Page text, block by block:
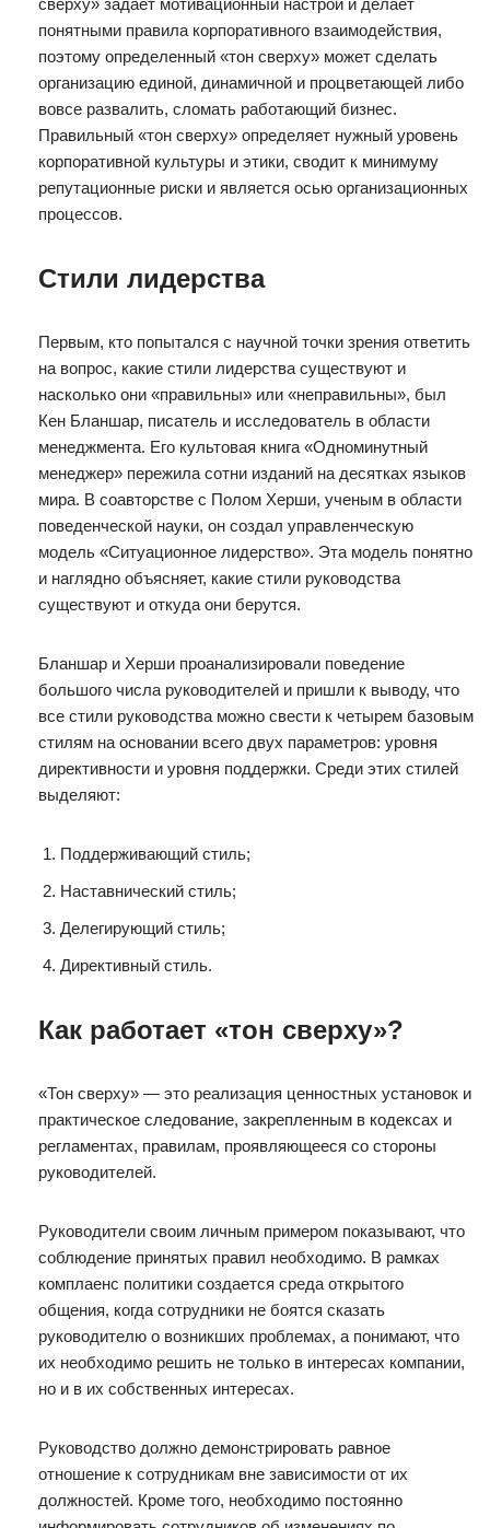
сверху» задает мотивационный настрой и делает
понятными правила корпоративного взаимодействия,
поэтому определенный «тон сверху» может сделать
организацию единой, динамичной и процветающей либо
вовсе развалить, сломать работающий бизнес.
Правильный «тон сверху» определяет нужный уровень
корпоративной культуры и этики, сводит к минимуму
репутационные риски и является осью организационных
процессов.
Стили лидерства
Первым, кто попытался с научной точки зрения ответить
на вопрос, какие стили лидерства существуют и
насколько они «правильны» или «неправильны», был
Кен Бланшар, писатель и исследователь в области
менеджмента. Его культовая книга «Одноминутный
менеджер» пережила сотни изданий на десятках языков
мира. В соавторстве с Полом Херши, ученым в области
поведенческой науки, он создал управленческую
модель «Ситуационное лидерство». Эта модель понятно
и наглядно объясняет, какие стили руководства
существуют и откуда они берутся.
Бланшар и Херши проанализировали поведение
большого числа руководителей и пришли к выводу, что
все стили руководства можно свести к четырем базовым
стилям на основании всего двух параметров: уровня
директивности и уровня поддержки. Среди этих стилей
выделяют:
Поддерживающий стиль;
Наставнический стиль;
Делегирующий стиль;
Директивный стиль.
Как работает «тон сверху»?
«Тон сверху» — это реализация ценностных установок и
практическое следование, закрепленным в кодексах и
регламентах, правилам, проявляющееся со стороны
руководителей.
Руководители своим личным примером показывают, что
соблюдение принятых правил необходимо. В рамках
комплаенс политики создается среда открытого
общения, когда сотрудники не боятся сказать
руководителю о возникших проблемах, а понимают, что
их необходимо решить не только в интересах компании,
но и в их собственных интересах.
Руководство должно демонстрировать равное
отношение к сотрудникам вне зависимости от их
должностей. Кроме того, необходимо постоянно